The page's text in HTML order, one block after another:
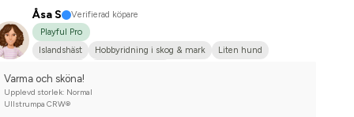
Åsa S
Verifierad köpare
Playful Pro
Islandshäst
Hobbyridning i skog & mark
Liten hund
Varma och sköna!
Upplevd storlek: Normal
Ullstrumpa CRW®